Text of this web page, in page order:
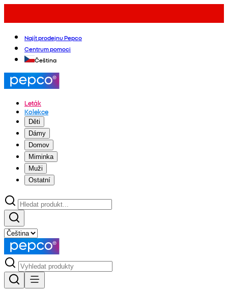
Najít prodejnu Pepco
Centrum pomoci
Čeština
Leták
Kolekce
Děti
Dámy
Domov
Miminka
Muži
Ostatní